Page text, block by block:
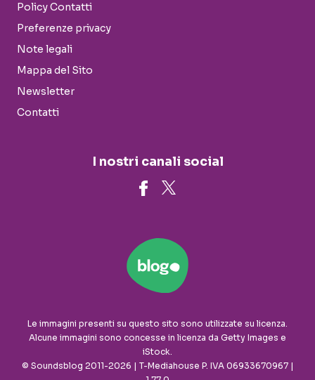
Policy Contatti
Preferenze privacy
Note legali
Mappa del Sito
Newsletter
Contatti
I nostri canali social
Le immagini presenti su questo sito sono utilizzate su licenza.
Alcune immagini sono concesse in licenza da Getty Images e
iStock.
© Soundsblog 2011-2026 | T-Mediahouse P. IVA 06933670967 |